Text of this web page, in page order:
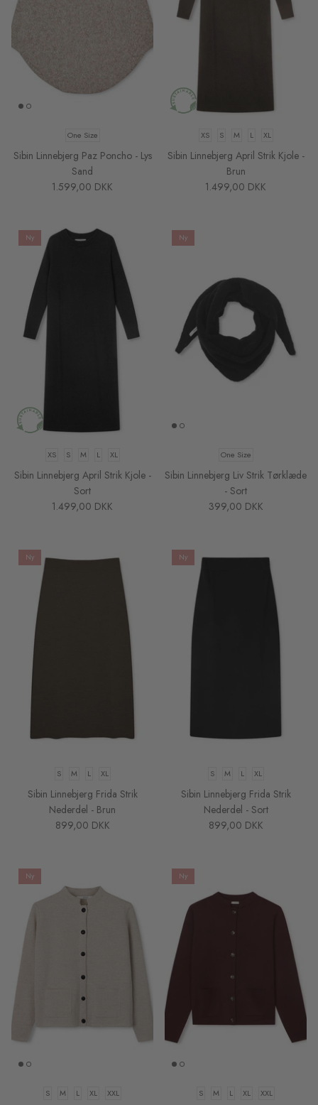
One Size
Sibin Linnebjerg Paz Poncho - Lys
Sand
1.599,00 DKK
XS S M L XL
Sibin Linnebjerg April Strik Kjole -
Brun
1.499,00 DKK
Ny
XS S M L XL
Sibin Linnebjerg April Strik Kjole -
Sort
1.499,00 DKK
Ny
One Size
Sibin Linnebjerg Liv Strik Tørklæde
- Sort
399,00 DKK
Ny
S M L XL
Sibin Linnebjerg Frida Strik
Nederdel - Brun
899,00 DKK
Ny
S M L XL
Sibin Linnebjerg Frida Strik
Nederdel - Sort
899,00 DKK
Ny
S M L XL XXL
Ny
S M L XL XXL